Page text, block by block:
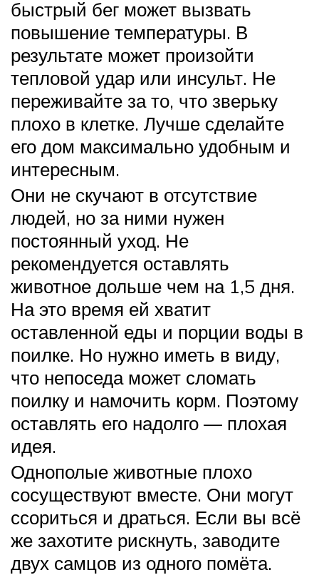
быстрый бег может вызвать
повышение температуры. В
результате может произойти
тепловой удар или инсульт. Не
переживайте за то, что зверьку
плохо в клетке. Лучше сделайте
его дом максимально удобным и
интересным.
Они не скучают в отсутствие
людей, но за ними нужен
постоянный уход. Не
рекомендуется оставлять
животное дольше чем на 1,5 дня.
На это время ей хватит
оставленной еды и порции воды в
поилке. Но нужно иметь в виду,
что непоседа может сломать
поилку и намочить корм. Поэтому
оставлять его надолго — плохая
идея.
Однополые животные плохо
сосуществуют вместе. Они могут
ссориться и драться. Если вы всё
же захотите рискнуть, заводите
двух самцов из одного помёта.